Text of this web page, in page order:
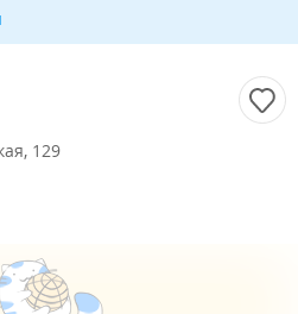
129